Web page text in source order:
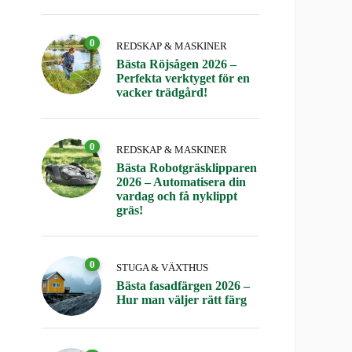
0 REDSKAP & MASKINER
Bästa Röjsågen 2026 –
Perfekta verktyget för en
vacker trädgård!
0 REDSKAP & MASKINER
Bästa Robotgräsklipparen
2026 – Automatisera din
vardag och få nyklippt
gräs!
0 STUGA & VÄXTHUS
Bästa fasadfärgen 2026 –
Hur man väljer rätt färg